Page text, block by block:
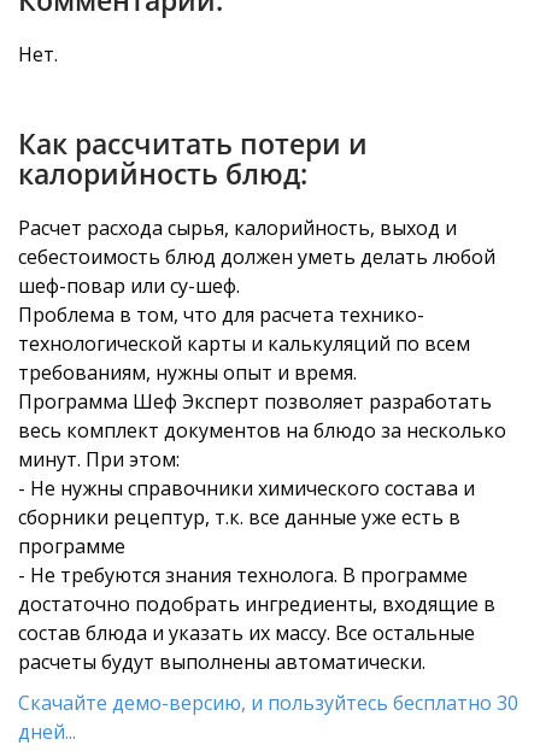
Нет.
Как рассчитать потери и
калорийность блюд:
Расчет расхода сырья, калорийность, выход и
себестоимость блюд должен уметь делать любой
шеф-повар или су-шеф.
Проблема в том, что для расчета технико-
технологической карты и калькуляций по всем
требованиям, нужны опыт и время.
Программа Шеф Эксперт позволяет разработать
весь комплект документов на блюдо за несколько
минут. При этом:
- Не нужны справочники химического состава и
сборники рецептур, т.к. все данные уже есть в
программе
- Не требуются знания технолога. В программе
достаточно подобрать ингредиенты, входящие в
состав блюда и указать их массу. Все остальные
расчеты будут выполнены автоматически.
Скачайте демо-версию, и пользуйтесь бесплатно 30
дней...